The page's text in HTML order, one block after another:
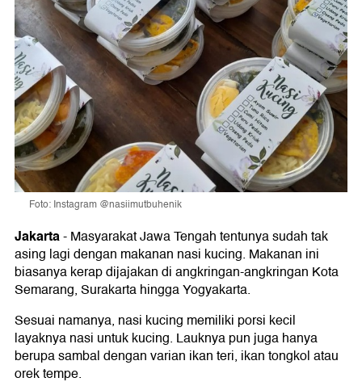
Foto: Instagram @nasiimutbuhenik
Jakarta-Masyarakat Jawa Tengah tentunya sudah tak
asing lagi dengan makanan nasi kucing. Makanan ini
biasanya kerap dijajakan di angkringan-angkringan Kota
Semarang, Surakarta hingga Yogyakarta.
Sesuai namanya, nasi kucing memiliki porsi kecil
layaknya nasi untuk kucing. Lauknya pun juga hanya
berupa sambal dengan varian ikan teri, ikan tongkol atau
orek tempe.